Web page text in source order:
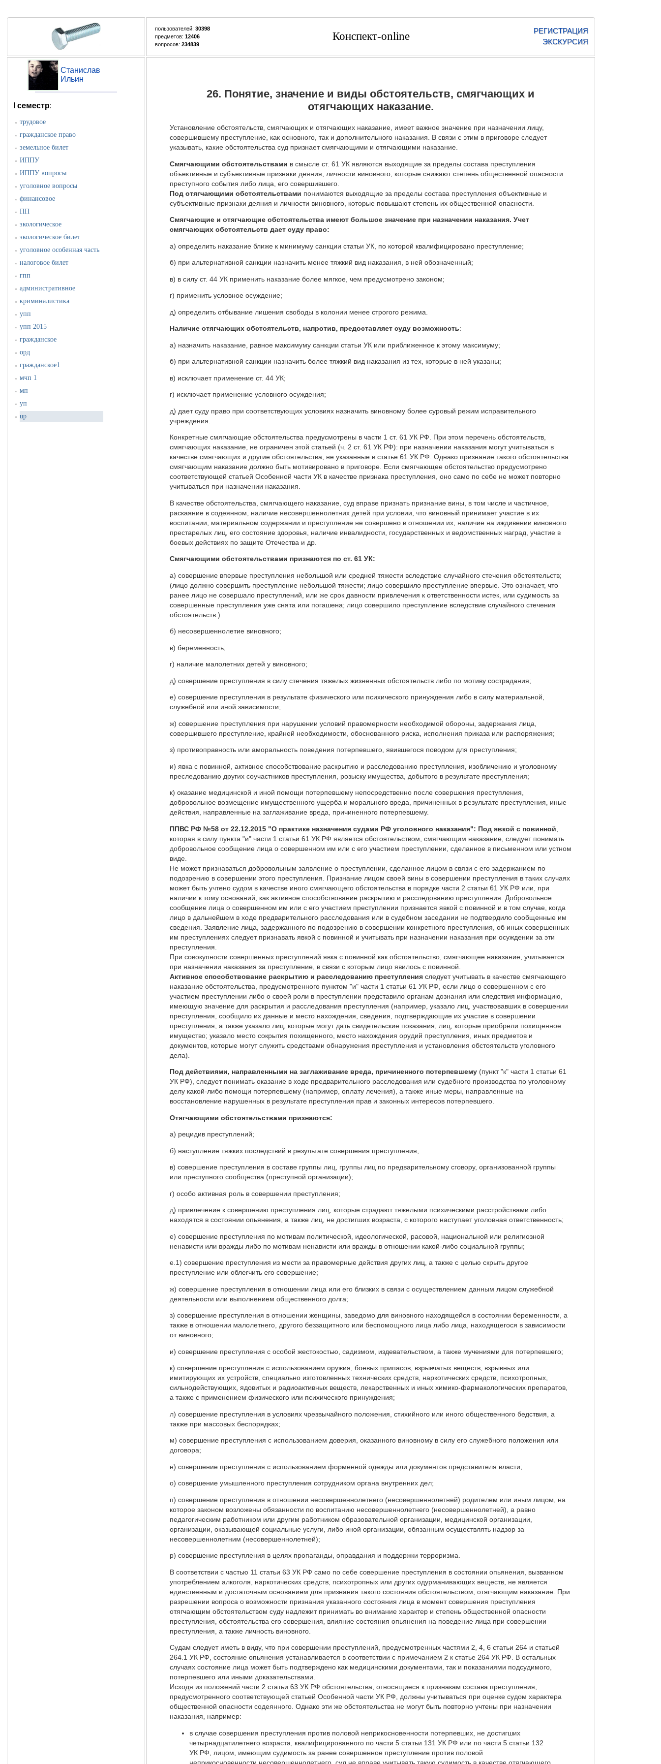
пользователей: 30398
предметов: 12406
вопросов: 234839
Конспект-online
РЕГИСТРАЦИЯ
ЭКСКУРСИЯ
Станислав
Ильин
I семестр:
» трудовое
» гражданское право
» земельное билет
» ИППУ
» ИППУ вопросы
» уголовное вопросы
» финансовое
» ПП
» зкологическое
» зкологическое билет
» уголовное особенная часть
» налоговое билет
» гпп
» административное
» криминалистика
» упп
» упп 2015
» гражданское
» орд
» гражданское1
» мчп 1
» мп
» уп
» up
26. Понятие, значение и виды обстоятельств, смягчающих и
отягчающих наказание.
Установление обстоятельств, смягчающих и отягчающих наказание, имеет важное значение при назначении лицу,
совершившему преступление, как основного, так и дополнительного наказания. В связи с этим в приговоре следует
указывать, какие обстоятельства суд признает смягчающими и отягчающими наказание.
Смягчающими обстоятельствами в смысле ст. 61 УК являют­ся выходящие за пределы состава преступления
объективные и субъективные признаки деяния, личности виновного, которые снижают степень общественной опасности
преступного события либо лица, его совершившего.
Под отягчающими обстоятельст­вами понимаются выходящие за пределы состава преступления объективные и
субъективные признаки деяния и личности винов­ного, которые повышают степень их общественной опасности.
Смягчающие и отягчающие обстоятельства имеют большое значение при назначении наказания. Учет
смягчающих обстоятельств дает суду право:
а) определить наказание ближе к минимуму санкции статьи УК, по которой квалифицировано преступление;
б) при альтернативной санкции назначить менее тяжкий вид наказания, в ней обозначенный;
в) в силу ст. 44 УК применить наказание более мягкое, чем предусмотрено законом;
г) применить условное осуждение;
д) определить отбывание лишения свободы в колонии менее строгого режима.
Наличие отягчающих обстоятельств, напротив, предоставляет суду возможность:
а) назначить наказание, равное максимуму санкции статьи УК или приближенное к этому максимуму;
б) при альтернативной санкции назначить более тяжкий вид наказания из тех, которые в ней указаны;
в) исключает применение ст. 44 УК;
г) исключает применение условного осуждения;
д) дает суду право при соответствующих условиях назначить виновному более суровый режим исправительного
учреждения.
Конкретные смягчающие обстоятельства предусмотрены в части 1 ст. 61 УК РФ. При этом перечень обстоятельств,
смягчающих наказание, не ограничен этой статьей (ч. 2 ст. 61 УК РФ): при назначении наказания могут учитываться в
качестве смягчающих и другие обстоятельства, не указанные в статье 61 УК РФ. Однако признание такого обстоятельства
смягчающим наказание должно быть мотивировано в приговоре. Если смягчающее обстоятельство предусмотрено
соответствующей статьей Особенной части УК в качестве признака преступления, оно само по себе не может повторно
учитываться при назначении наказания.
В качестве обстоятельства, смягчающего наказание, суд вправе признать признание вины, в том числе и частичное,
раскаяние в содеянном, наличие несовершеннолетних детей при условии, что виновный принимает участие в их
воспитании, материальном содержании и преступление не совершено в отношении их, наличие на иждивении виновного
престарелых лиц, его состояние здоровья, наличие инвалидности, государственных и ведомственных наград, участие в
боевых действиях по защите Отечества и др.
Смягчающими обстоятельствами признаются по ст. 61 УК:
а) совершение впервые преступления небольшой или средней тяжести вследствие случайного стечения обстоятельств;
(лицо должно совершить преступление небольшой тяжести; лицо совершило преступление впервые. Это означает, что
ранее лицо не совершало преступлений, или же срок давности привлечения к ответственности истек, или судимость за
совершенные преступления уже снята или погашена; лицо совершило преступление вследствие случайного стечения
обстоятельств.)
б) несовершеннолетие виновного;
в) беременность;
г) наличие малолетних детей у виновного;
д) совершение преступления в силу стечения тяжелых жизненных обстоятельств либо по мотиву сострадания;
е) совершение преступления в результате физического или психического принуждения либо в силу материальной,
служебной или иной зависимости;
ж) совершение преступления при нарушении условий правомерности необходимой обороны, задержания лица,
совершившего преступление, крайней необходимости, обоснованного риска, исполнения приказа или распоряжения;
з) противоправность или аморальность поведения потерпевшего, явившегося поводом для преступления;
и) явка с повинной, активное способствование раскрытию и расследованию преступления, изобличению и уголовному
преследованию других соучастников преступления, розыску имущества, добытого в результате преступления;
к) оказание медицинской и иной помощи потерпевшему непосредственно после совершения преступления,
добровольное возмещение имущественного ущерба и морального вреда, причиненных в результате преступления, иные
действия, направленные на заглаживание вреда, причиненного потерпевшему.
ППВС РФ №58 от 22.12.2015 "О практике назначения судами РФ уголовного наказания": Под явкой с повинной
которая в силу пункта "и" части 1 статьи 61 УК РФ является обстоятельством, смягчающим наказание, следует понимать
добровольное сообщение лица о совершенном им или с его участием преступлении, сделанное в письменном или устном
виде.
Не может признаваться добровольным заявление о преступлении, сделанное лицом в связи с его задержанием по
подозрению в совершении этого преступления. Признание лицом своей вины в совершении преступления в таких случаях
может быть учтено судом в качестве иного смягчающего обстоятельства в порядке части 2 статьи 61 УК РФ или, при
наличии к тому оснований, как активное способствование раскрытию и расследованию преступления. Добровольное
сообщение лица о совершенном им или с его участием преступлении признается явкой с повинной и в том случае, когда
лицо в дальнейшем в ходе предварительного расследования или в судебном заседании не подтвердило сообщенные им
сведения. Заявление лица, задержанного по подозрению в совершении конкретного преступления, об иных совершенных
им преступлениях следует признавать явкой с повинной и учитывать при назначении наказания при осуждении за эти
преступления.
При совокупности совершенных преступлений явка с повинной как обстоятельство, смягчающее наказание, учитывается
при назначении наказания за преступление, в связи с которым лицо явилось с повинной.
Активное способствование раскрытию и расследованию преступленияследует учитывать в качестве смягчающего
наказание обстоятельства, предусмотренного пунктом "и" части 1 статьи 61 УК РФ, если лицо о совершенном с его
участием преступлении либо о своей роли в преступлении представило органам дознания или следствия информацию,
имеющую значение для раскрытия и расследования преступления (например, указало лиц, участвовавших в совершении
преступления, сообщило их данные и место нахождения, сведения, подтверждающие их участие в совершении
преступления, а также указало лиц, которые могут дать свидетельские показания, лиц, которые приобрели похищенное
имущество; указало место сокрытия похищенного, место нахождения орудий преступления, иных предметов и
документов, которые могут служить средствами обнаружения преступления и установления обстоятельств уголовного
дела).
Под действиями, направленными на заглаживание вреда, причиненного потерпевшему(пункт "к" части 1 статьи 61
УК РФ), следует понимать оказание в ходе предварительного расследования или судебного производства по уголовному
делу какой-либо помощи потерпевшему (например, оплату лечения), а также иные меры, направленные на
восстановление нарушенных в результате преступления прав и законных интересов потерпевшего.
Отягчающими обстоятельствами признаются:
а) рецидив преступлений;
б) наступление тяжких последствий в результате совершения преступления;
в) совершение преступления в составе группы лиц, группы лиц по предварительному сговору, организованной группы
или преступного сообщества (преступной организации);
г) особо активная роль в совершении преступления;
д) привлечение к совершению преступления лиц, которые страдают тяжелыми психическими расстройствами либо
находятся в состоянии опьянения, а также лиц, не достигших возраста, с которого наступает уголовная ответственность;
е) совершение преступления по мотивам политической, идеологической, расовой, национальной или религиозной
ненависти или вражды либо по мотивам ненависти или вражды в отношении какой-либо социальной группы;
е.1) совершение преступления из мести за правомерные действия других лиц, а также с целью скрыть другое
преступление или облегчить его совершение;
ж) совершение преступления в отношении лица или его близких в связи с осуществлением данным лицом служебной
деятельности или выполнением общественного долга;
з) совершение преступления в отношении женщины, заведомо для виновного находящейся в состоянии беременности, а
также в отношении малолетнего, другого беззащитного или беспомощного лица либо лица, находящегося в зависимости
от виновного;
и) совершение преступления с особой жестокостью, садизмом, издевательством, а также мучениями для потерпевшего;
к) совершение преступления с использованием оружия, боевых припасов, взрывчатых веществ, взрывных или
имитирующих их устройств, специально изготовленных технических средств, наркотических средств, психотропных,
сильнодействующих, ядовитых и радиоактивных веществ, лекарственных и иных химико-фармакологических препаратов,
а также с применением физического или психического принуждения;
л) совершение преступления в условиях чрезвычайного положения, стихийного или иного общественного бедствия, а
также при массовых беспорядках;
м) совершение преступления с использованием доверия, оказанного виновному в силу его служебного положения или
договора;
н) совершение преступления с использованием форменной одежды или документов представителя власти;
о) совершение умышленного преступления сотрудником органа внутренних дел;
п) совершение преступления в отношении несовершеннолетнего (несовершеннолетней) родителем или иным лицом, на
которое законом возложены обязанности по воспитанию несовершеннолетнего (несовершеннолетней), а равно
педагогическим работником или другим работником образовательной организации, медицинской организации,
организации, оказывающей социальные услуги, либо иной организации, обязанным осуществлять надзор за
несовершеннолетним (несовершеннолетней);
р) совершение преступления в целях пропаганды, оправдания и поддержки терроризма.
В соответствии с частью 11 статьи 63 УК РФ само по себе совершение преступления в состоянии опьянения, вызванном
употреблением алкоголя, наркотических средств, психотропных или других одурманивающих веществ, не является
единственным и достаточным основанием для признания такого состояния обстоятельством, отягчающим наказание. При
разрешении вопроса о возможности признания указанного состояния лица в момент совершения преступления
отягчающим обстоятельством суду надлежит принимать во внимание характер и степень общественной опасности
преступления, обстоятельства его совершения, влияние состояния опьянения на поведение лица при совершении
преступления, а также личность виновного.
Судам следует иметь в виду, что при совершении преступлений, предусмотренных частями 2, 4, 6 статьи 264 и статьей
264.1 УК РФ, состояние опьянения устанавливается в соответствии с примечанием 2 к статье 264 УК РФ. В остальных
случаях состояние лица может быть подтверждено как медицинскими документами, так и показаниями подсудимого,
потерпевшего или иными доказательствами.
Исходя из положений части 2 статьи 63 УК РФ обстоятельства, относящиеся к признакам состава преступления,
предусмотренного соответствующей статьей Особенной части УК РФ, должны учитываться при оценке судом характера
общественной опасности содеянного. Однако эти же обстоятельства не могут быть повторно учтены при назначении
наказания, например:
в случае совершения преступления против половой неприкосновенности потерпевших, не достигших
четырнадцатилетнего возраста, квалифицированного по части 5 статьи 131 УК РФ или по части 5 статьи 132
УК РФ, лицом, имеющим судимость за ранее совершенное преступление против половой